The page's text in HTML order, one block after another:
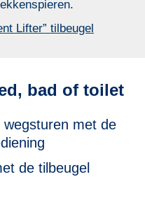
Lifter” tilbeugel
bad of toilet
met de
de tilbeugel